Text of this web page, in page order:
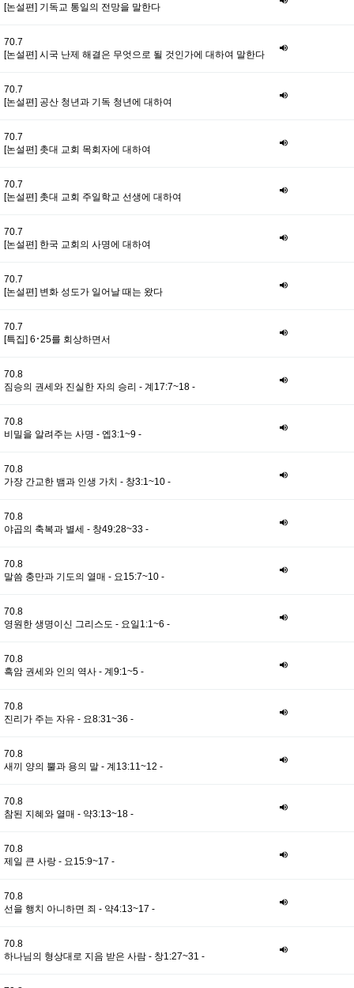
[논설편] 기독교 통일의 전망을 말한다
70.7
[논설편] 시국 난제 해결은 무엇으로 될 것인가에 대하여 말한다
70.7
[논설편] 공산 청년과 기독 청년에 대하여
70.7
[논설편] 촛대 교회 목회자에 대하여
70.7
[논설편] 촛대 교회 주일학교 선생에 대하여
70.7
[논설편] 한국 교회의 사명에 대하여
70.7
[논설편] 변화 성도가 일어날 때는 왔다
70.7
[특집] 6･25를 회상하면서
70.8
짐승의 권세와 진실한 자의 승리 - 계17:7~18 -
70.8
비밀을 알려주는 사명 - 엡3:1~9 -
70.8
가장 간교한 뱀과 인생 가치 - 창3:1~10 -
70.8
야곱의 축복과 별세 - 창49:28~33 -
70.8
말씀 충만과 기도의 열매 - 요15:7~10 -
70.8
영원한 생명이신 그리스도 - 요일1:1~6 -
70.8
흑암 권세와 인의 역사 - 계9:1~5 -
70.8
진리가 주는 자유 - 요8:31~36 -
70.8
새끼 양의 뿔과 용의 말 - 계13:11~12 -
70.8
참된 지혜와 열매 - 약3:13~18 -
70.8
제일 큰 사랑 - 요15:9~17 -
70.8
선을 행치 아니하면 죄 - 약4:13~17 -
70.8
하나님의 형상대로 지음 받은 사람 - 창1:27~31 -